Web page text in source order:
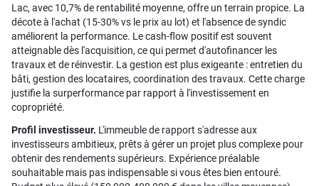
Lac, avec 10,7% de rentabilité moyenne, offre un terrain propice. La
décote à l'achat (15-30% vs le prix au lot) et l'absence de syndic
améliorent la performance. Le cash-flow positif est souvent
atteignable dès l'acquisition, ce qui permet d'autofinancer les
travaux et de réinvestir. La gestion est plus exigeante : entretien du
bâti, gestion des locataires, coordination des travaux. Cette charge
justifie la surperformance par rapport à l'investissement en
copropriété.
Profil investisseur. L'immeuble de rapport s'adresse aux
investisseurs ambitieux, prêts à gérer un projet plus complexe pour
obtenir des rendements supérieurs. Expérience préalable
souhaitable mais pas indispensable si vous êtes bien entouré.